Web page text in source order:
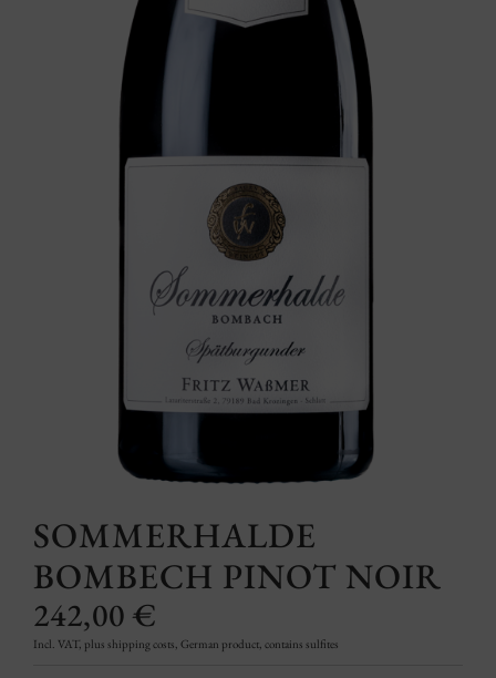
SOMMERHALDE
BOMBECH PINOT NOIR
242,00 €
Incl. VAT, plus shipping costs, German product, contains sulfites